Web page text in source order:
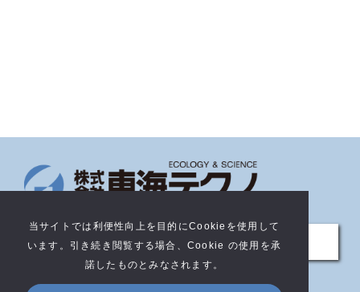
当サイトでは利便性向上を目的にCookieを使用して
います。引き続き閲覧する場合、Cookie の使用を承
諾したものとみなされます。
サイトについて